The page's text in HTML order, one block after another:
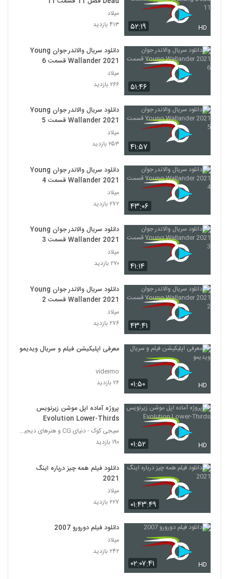
۵۲:۱۹ HD
میلاد
۴۱۳ بازدید
۵۱:۴۶
دانلود سریال والاندر جوان Young
Wallander 2021 قسمت 6
میلاد
۲۶۶ بازدید
۴۱:۵۷
دانلود سریال والاندر جوان Young
Wallander 2021 قسمت 5
میلاد
۲۵۳ بازدید
۴۳:۰۶
دانلود سریال والاندر جوان Young
Wallander 2021 قسمت 4
میلاد
۲۷۲ بازدید
۴۱:۱۴
دانلود سریال والاندر جوان Young
Wallander 2021 قسمت 3
میلاد
۲۷۰ بازدید
۴۳:۴۱
دانلود سریال والاندر جوان Young
Wallander 2021 قسمت 2
میلاد
۲۷۶ بازدید
۰۱:۵۰ HD
معرفی اپلیکیشن فیلم و سریال ویدیمو
videimo
۲۶ بازدید
۰۱:۵۲ HD
پروژه آماده اپل موشن زیرنویس
Evolution Lower-Thirds
سیجی کوک - دنیای CG و هنرهای دیجیتال
۱۹۰ بازدید
۰۱:۴۳:۴۹
دانلود فیلم همه چیز درباره اینگ
2021
میلاد
۲۲۷ بازدید
۰۲:۰۷:۴۱ HD
دانلود فیلم دورورو 2007
میلاد
۲۴۲ بازدید